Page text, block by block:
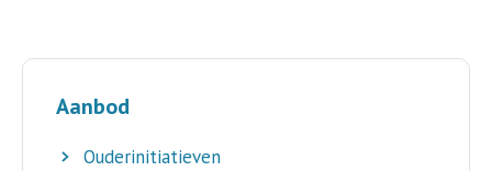
Aanbod
Ouderinitiatieven